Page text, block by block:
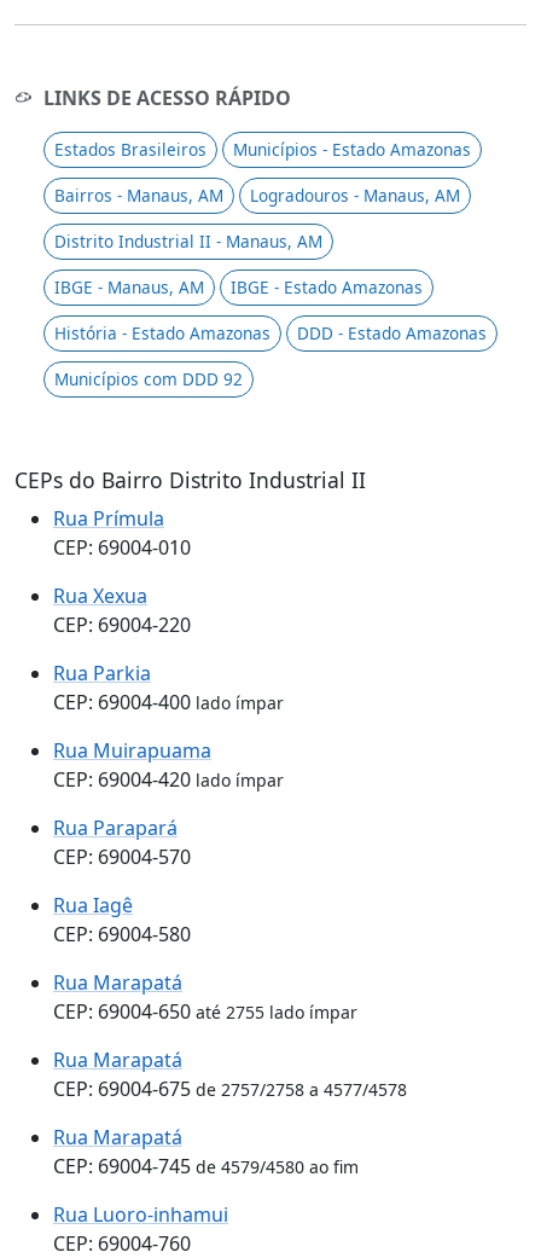
LINKS DE ACESSO RÁPIDO
Estados Brasileiros
Municípios - Estado Amazonas
Bairros - Manaus, AM
Logradouros - Manaus, AM
Distrito Industrial II - Manaus, AM
IBGE - Manaus, AM
IBGE - Estado Amazonas
História - Estado Amazonas
DDD - Estado Amazonas
Municípios com DDD 92
CEPs do Bairro Distrito Industrial II
Rua Prímula
CEP: 69004-010
Rua Xexua
CEP: 69004-220
Rua Parkia
CEP: 69004-400 lado ímpar
Rua Muirapuama
CEP: 69004-420 lado ímpar
Rua Parapará
CEP: 69004-570
Rua Iagê
CEP: 69004-580
Rua Marapatá
CEP: 69004-650 até 2755 lado ímpar
Rua Marapatá
CEP: 69004-675 de 2757/2758 a 4577/4578
Rua Marapatá
CEP: 69004-745 de 4579/4580 ao fim
Rua Luoro-inhamui
CEP: 69004-760